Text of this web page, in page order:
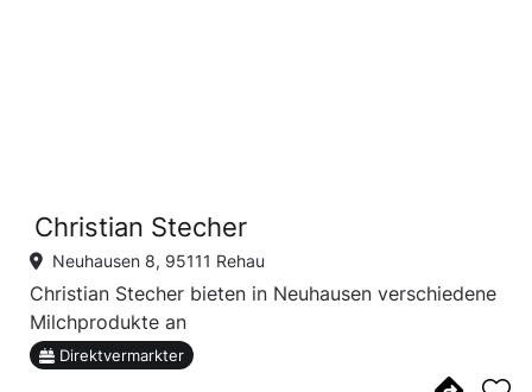
Christian Stecher
Neuhausen 8, 95111 Rehau
Christian Stecher bieten in Neuhausen verschiedene
Milchprodukte an
Direktvermarkter